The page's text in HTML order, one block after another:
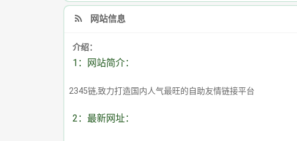
网站信息
介绍：
1：网站简介：
2345链,致力打造国内人气最旺的自助友情链接平台
2：最新网址：